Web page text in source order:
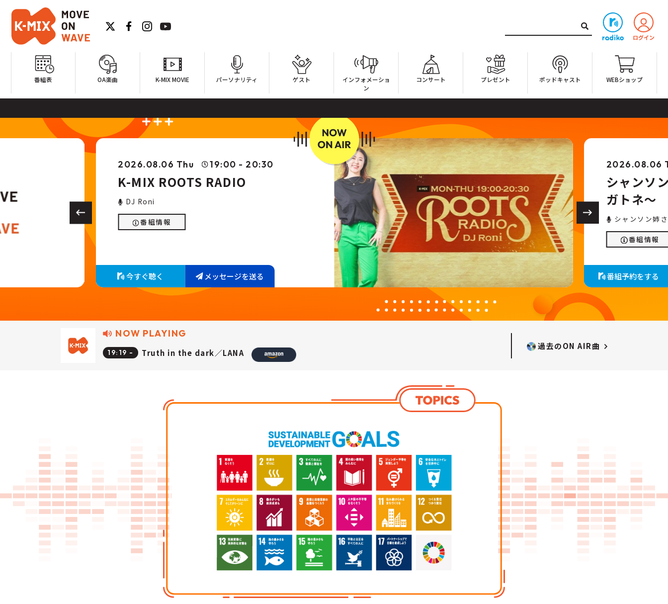
番組表 OA楽曲 K-MIX MOVIE パーソナリティ ゲスト
インフォメーショ
ン
コンサート プレゼント ポッドキャスト WEBショップ
2026.08.06 Thu 19:00 - 20:30
K-MIX ROOTS RADIO
DJ Roni
番組情報
今すぐ聴く メッセージを送る
2026.08.06
シャンソ
ガトネ～
シャンソン姉
番組情報
番組予約をする
NOW PLAYING
19:19 - Truth in the dark／LANA
過去のON AIR曲